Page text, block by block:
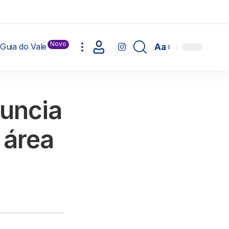
Guia do Vale Novo Aa